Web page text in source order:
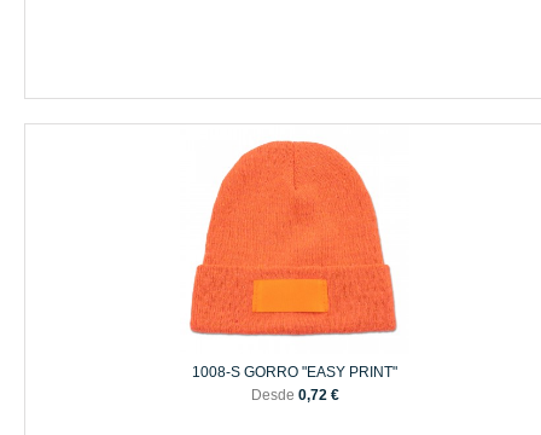
1008-S GORRO "EASY PRINT"
Desde 0,72 €